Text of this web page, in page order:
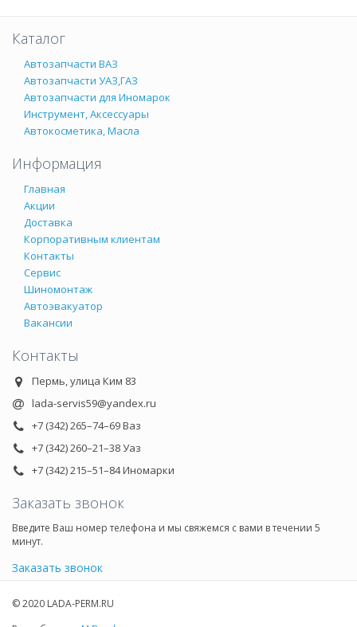
Каталог
Автозапчасти ВАЗ
Автозапчасти УАЗ,ГАЗ
Автозапчасти для Иномарок
Инструмент, Аксессуары
Автокосметика, Масла
Информация
Главная
Акции
Доставка
Корпоративным клиентам
Контакты
Сервис
Шиномонтаж
Автоэвакуатор
Вакансии
Контакты
Пермь, улица Ким 83
lada-servis59@yandex.ru
+7 (342) 265–74–69 Ваз
+7 (342) 260–21–38 Уаз
+7 (342) 215–51–84 Иномарки
Заказать звонок
Введите Ваш номер телефона и мы свяжемся с вами в течении 5
минут.
Заказать звонок
© 2020 LADA-PERM.RU